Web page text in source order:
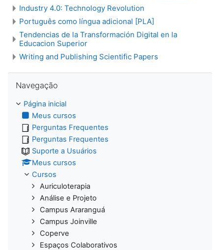
Industry 4.0: Technology Revolution
Português como língua adicional [PLA]
Tendencias de la Transformación Digital en la
Educacion Superior
Writing and Publishing Scientific Papers
Navegação
Página inicial
Meus cursos
Perguntas Frequentes
Perguntas Frequentes
Suporte a Usuários
Meus cursos
Cursos
Auriculoterapia
Análise e Projeto
Campus Araranguá
Campus Joinville
Coperve
Espaços Colaborativos